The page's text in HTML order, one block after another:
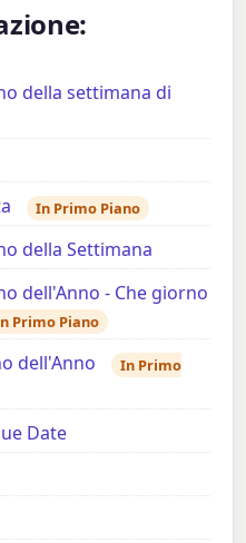
della settimana di
In Primo Piano
della Settimana
dell'Anno - Che giorno
Primo Piano
dell'Anno
In Primo
Date